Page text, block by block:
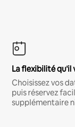
La flexibilité qu'il
Choisissez vos
puis réservez
supplémentaire